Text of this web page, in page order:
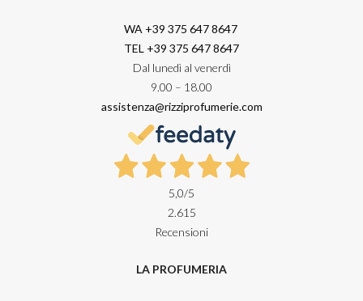
WA +39 375 647 8647
TEL +39 375 647 8647
Dal lunedì al venerdì
9.00 – 18.00
assistenza@rizziprofumerie.com
5,0/5
2.615
Recensioni
LA PROFUMERIA